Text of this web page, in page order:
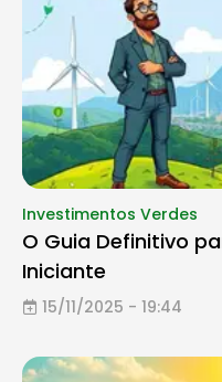
Investimentos Verdes
O Guia Definitivo
Iniciante
15/11/2025 - 19:44